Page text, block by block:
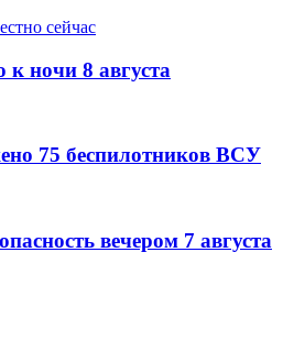
ночи 8 августа
75 беспилотников ВСУ
вечером 7 августа